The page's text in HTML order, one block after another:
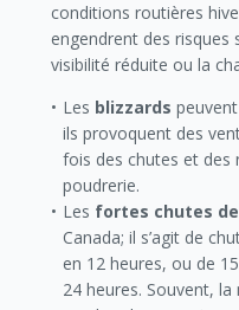
conditions routières
engendrent des
visibilité réduite ou la
Les blizzards
ils provoquent des
fois des chutes et des
poudrerie.
Les fortes chutes
Canada; il s’agit de
en 12 heures, ou de
24 heures. Souvent,